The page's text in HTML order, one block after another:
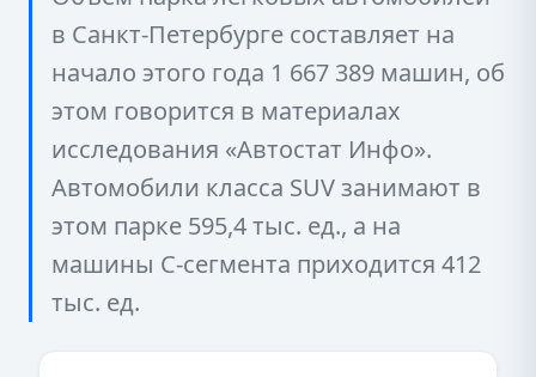
в Санкт-Петербурге составляет на
начало этого года 1 667 389 машин, об
этом говорится в материалах
исследования «Автостат Инфо».
Автомобили класса SUV занимают в
этом парке 595,4 тыс. ед., а на
машины С-сегмента приходится 412
тыс. ед.